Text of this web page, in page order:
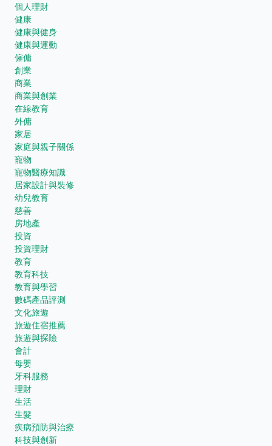
個人理財
健康
健康與健身
健康與運動
僱傭
創業
商業
商業與創業
在線教育
外傭
家居
家庭與親子關係
寵物
寵物醫療知識
居家設計與裝修
幼兒教育
慈善
房地產
投資
投資理財
教育
教育科技
教育與學習
數碼產品評測
文化旅遊
旅遊住宿推薦
旅遊與探險
會計
母嬰
牙科服務
理財
生活
生髮
疾病預防與治療
科技與創新